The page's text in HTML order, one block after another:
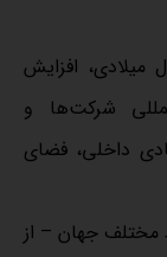
میلادی، افزایش
شرکت‌ها و
داخلی، فضای
مختلف جهان – از